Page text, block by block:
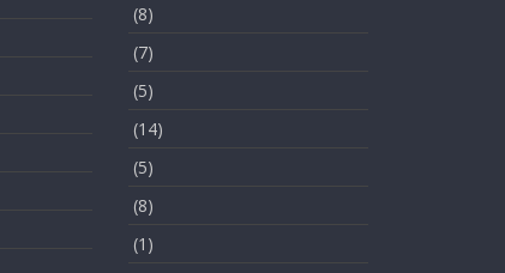
(8)
(7)
(5)
(14)
(5)
(8)
(1)